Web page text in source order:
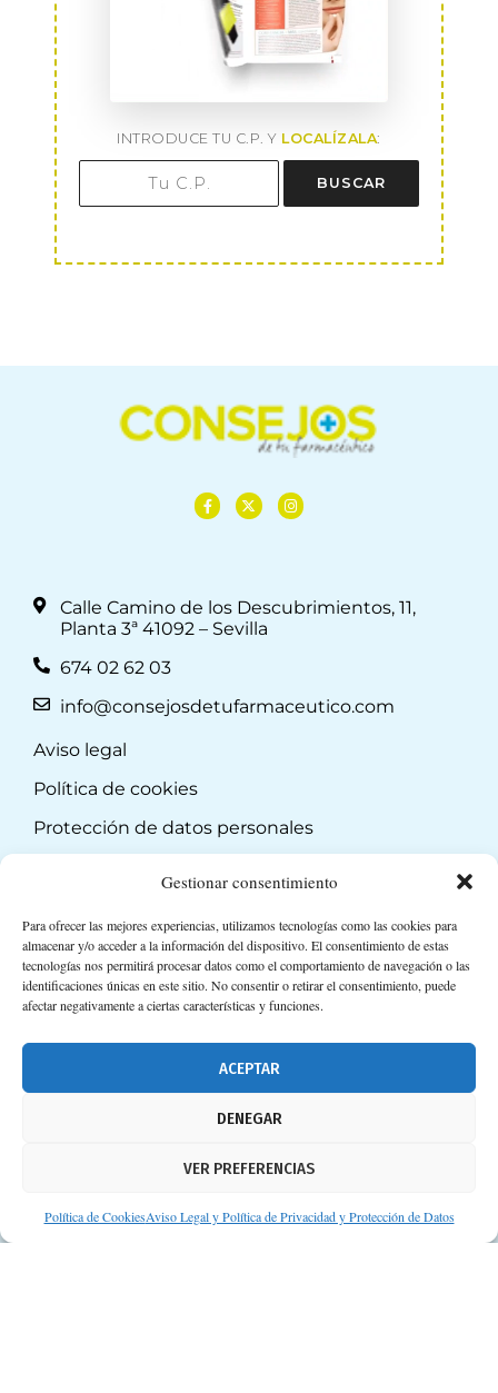
Gestionar consentimiento
Para ofrecer las mejores experiencias, utilizamos tecnologías como las cookies para
almacenar y/o acceder a la información del dispositivo. El consentimiento de estas
tecnologías nos permitirá procesar datos como el comportamiento de navegación o las
identificaciones únicas en este sitio. No consentir o retirar el consentimiento, puede
afectar negativamente a ciertas características y funciones.
ACEPTAR
DENEGAR
VER PREFERENCIAS
Política de CookiesAviso Legal y Política de Privacidad y Protección de Datos
INTRODUCE TU C.P. Y LOCALÍZALA:
BUSCAR
Calle Camino de los Descubrimientos, 11,
Planta 3ª 41092 – Sevilla
674 02 62 03
info@consejosdetufarmaceutico.com
Aviso legal
Política de cookies
Protección de datos personales